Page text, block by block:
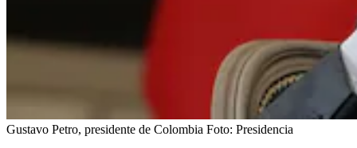
Gustavo Petro, presidente de Colombia Foto: Presidencia